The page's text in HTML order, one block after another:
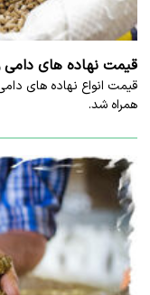
قیمت نهاده های دامی و
قیمت انواع نهاده های
همراه شد.